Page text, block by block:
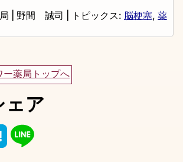
野間 誠司 トピックス: 脳梗塞, 薬
ー薬局トップへ
ェア